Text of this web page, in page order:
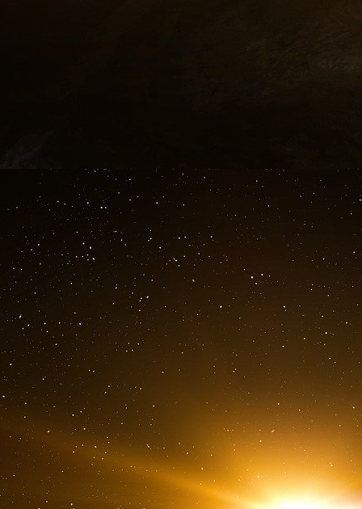
transactions foncières de la Land Matrix
échelle entre les entreprises ukrainiennes
d’hectares. D’autres estiment que la
sociétés en exercice dans le pays s’élèverait à
Le premier détenteur de terres agricoles est
déclarée au Luxembourg, avec environ 570
000 hectares), la société d’investissement
hectares), MHP (370 000 hectares), et
principaux acteurs comprennent le
avec 195 000 hectares (Saudi Agricultural
appartenant au fonds souverain
majoritaire), et la société agricole française
Ouverture du marché des terres agricoles
La loi 552-IX a mis fin au moratoire et
hectares de terres à partir du 1
juillet 2021.